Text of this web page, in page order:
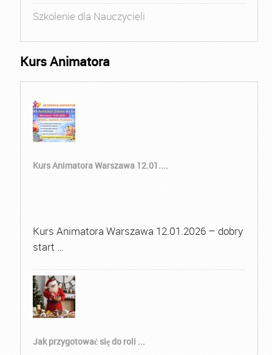
Szkolenie dla Nauczycieli
Kurs Animatora
Kurs Animatora Warszawa 12.01....
Kurs Animatora Warszawa 12.01.2026 – dobry
start …
Jak przygotować się do roli ...